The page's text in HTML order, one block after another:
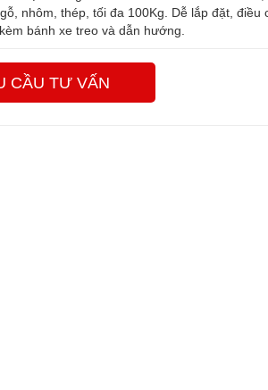
nhôm, thép, tối đa 100Kg. Dễ lắp đặt, điều
bánh xe treo và dẫn hướng.
CẦU TƯ VẤN